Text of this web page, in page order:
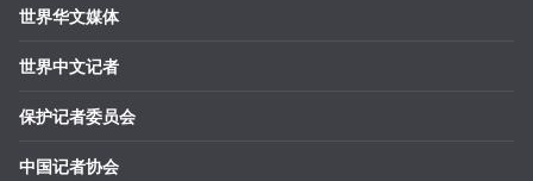
世界华文媒体
世界中文记者
保护记者委员会
中国记者协会